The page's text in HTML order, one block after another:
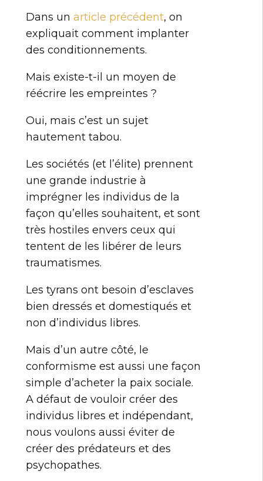
Dans un article précédent, on
expliquait comment implanter
des conditionnements.
Mais existe-t-il un moyen de
réécrire les empreintes ?
Oui, mais c’est un sujet
hautement tabou.
Les sociétés (et l’élite) prennent
une grande industrie à
imprégner les individus de la
façon qu’elles souhaitent, et sont
très hostiles envers ceux qui
tentent de les libérer de leurs
traumatismes.
Les tyrans ont besoin d’esclaves
bien dressés et domestiqués et
non d’individus libres.
Mais d’un autre côté, le
conformisme est aussi une façon
simple d’acheter la paix sociale.
A défaut de vouloir créer des
individus libres et indépendant,
nous voulons aussi éviter de
créer des prédateurs et des
psychopathes.